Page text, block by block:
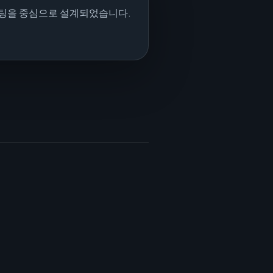
을 중심으로 설계되었습니다.